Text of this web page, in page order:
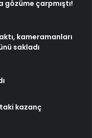
gözüme çarpmıştı!
kameramanları
sakladı
kazanç